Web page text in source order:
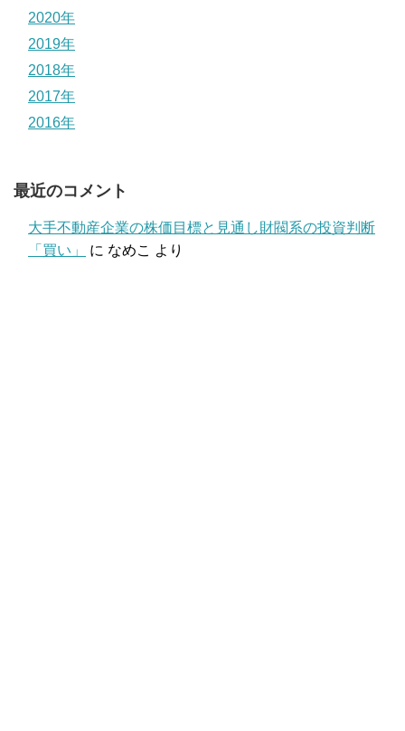
2020年
2019年
2018年
2017年
2016年
最近のコメント
大手不動産企業の株価目標と見通し財閥系の投資判断
「買い」
に なめこ より